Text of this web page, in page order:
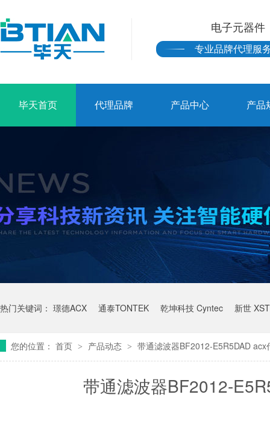
电子元器件
专业品牌代理服
毕天首页 代理品牌 产品中心 产品
热门关键词： 璟德ACX 通泰TONTEK 乾坤科技 Cyntec 新世
您的位置： 首页 > 产品动态 > 带通滤波器BF2012-E5R5DAD
带通滤波器BF2012-